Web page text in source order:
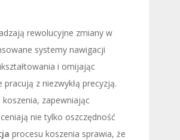
rewolucyjne zmiany w
systemy nawigacji
i omijając
z niezwykłą precyzją.
zapewniając
nie tylko oszczędność
procesu koszenia sprawia, że